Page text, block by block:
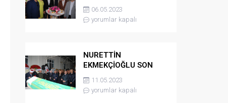
06.05.2023
yorumlar kapalı
NURETTİN
EKMEKÇİOĞLU SON
YOLCULUĞUNA
UĞURLANDI
11.05.2023
yorumlar kapalı